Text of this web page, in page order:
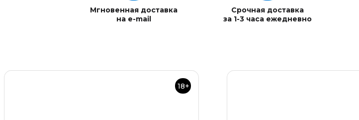
Мгновенная доставка
на e-mail
Срочная доставка
за 1-3 часа ежедневно
18+